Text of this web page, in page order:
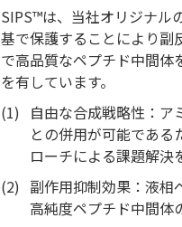
SIPS™は、当社オリジナル
基で保護することにより副
で高品質なペプチド中間体
を有しています。
(1) 自由な合成戦略性：
との併用が可能であ
ローチによる課題解決
(2) 副作用抑制効果：液相
高純度ペプチド中間体